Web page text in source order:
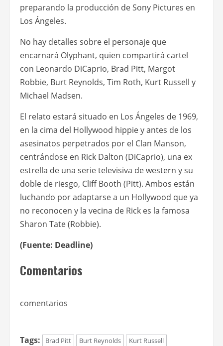
preparando la producción de Sony Pictures en
Los Ángeles.
No hay detalles sobre el personaje que
encarnará Olyphant, quien compartirá cartel
con Leonardo DiCaprio, Brad Pitt, Margot
Robbie, Burt Reynolds, Tim Roth, Kurt Russell y
Michael Madsen.
El relato estará situado en Los Ángeles de 1969,
en la cima del Hollywood hippie y antes de los
asesinatos perpetrados por el Clan Manson,
centrándose en Rick Dalton (DiCaprio), una ex
estrella de una serie televisiva de western y su
doble de riesgo, Cliff Booth (Pitt). Ambos están
luchando por adaptarse a un Hollywood que ya
no reconocen y la vecina de Rick es la famosa
Sharon Tate (Robbie).
(Fuente: Deadline)
Comentarios
comentarios
Tags: Brad Pitt Burt Reynolds
Kurt Russell